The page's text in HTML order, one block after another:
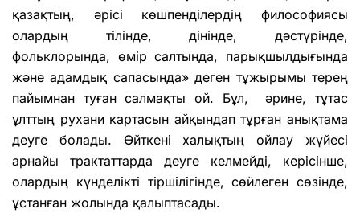
қазақтың, әрісі көшпенділердің философиясы
олардың тілінде, дінінде, дәстүрінде,
фольклорында, өмір салтында, парықшылдығында
және адамдық сапасында» деген тұжырымы терең
пайымнан туған салмақты ой. Бұл, әрине, тұтас
ұлттың рухани картасын айқындап тұрған анықтама
деуге болады. Өйткені халықтың ойлау жүйесі
арнайы трактаттарда деуге келмейді, керісінше,
олардың күнделікті тіршілігінде, сөйлеген сөзінде,
ұстанған жолында қалыптасады.